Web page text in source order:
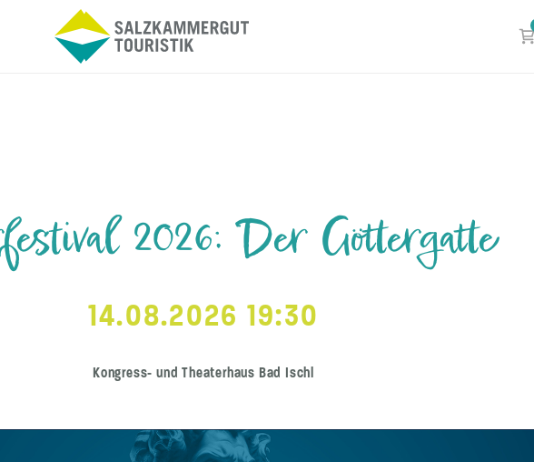
2026: Der Göttergatte
14.08.2026 19:30
Kongress- und Theaterhaus Bad Ischl